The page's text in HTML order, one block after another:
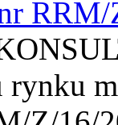
rynku